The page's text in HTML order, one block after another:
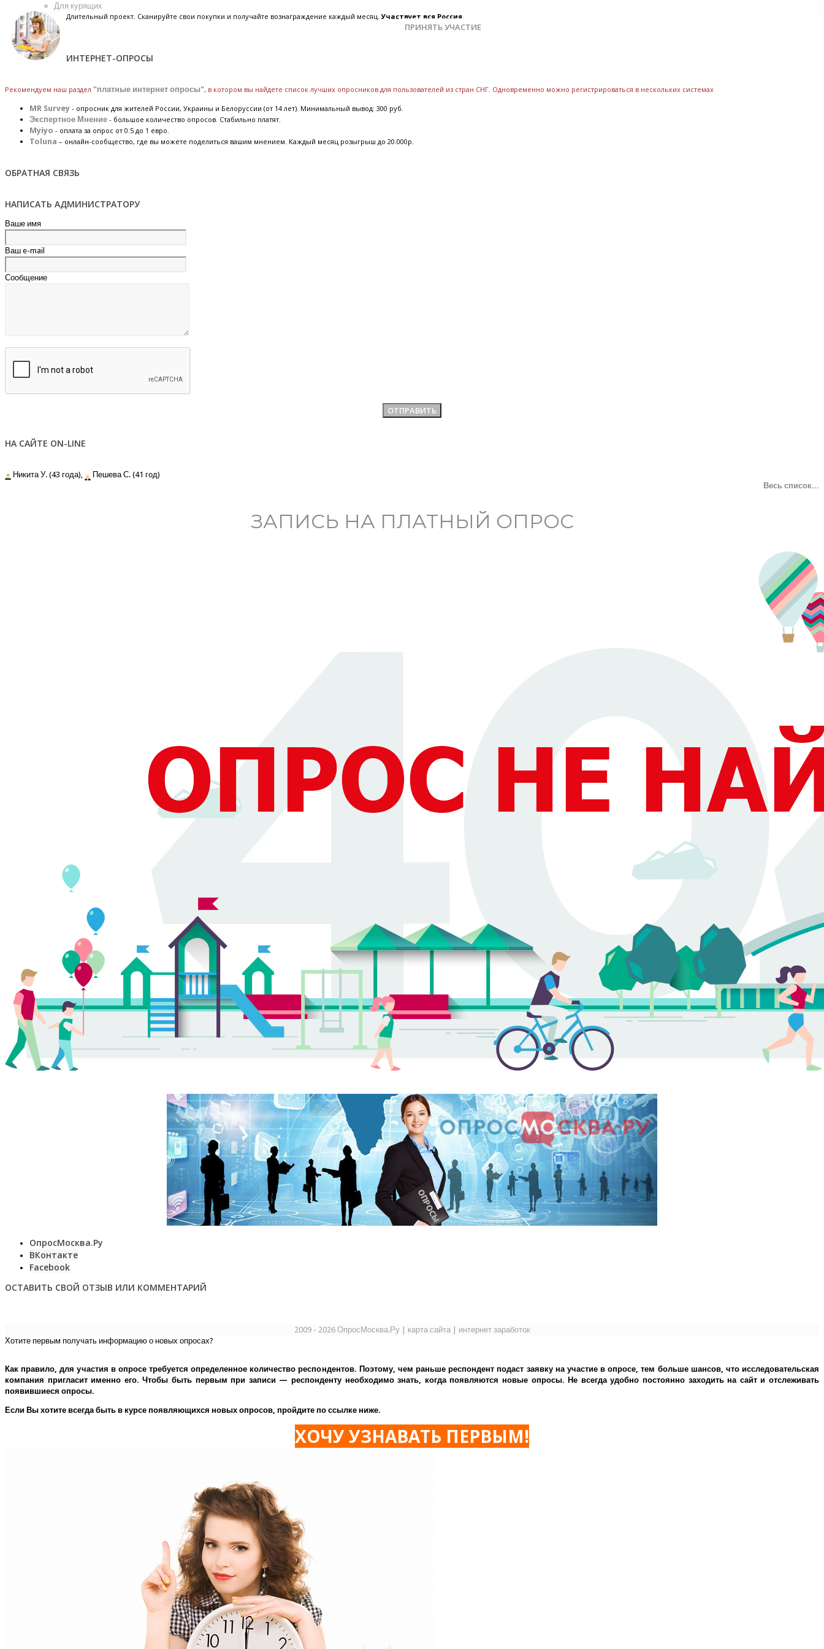
Для курящих
Длительный проект. Сканируйте свои покупки и получайте вознаграждение каждый месяц.Участвует вся Россия.
ПРИНЯТЬ УЧАСТИЕ
ИНТЕРНЕТ-ОПРОСЫ
Рекомендуем наш раздел "платные интернет опросы", в котором вы найдете список лучших опросников для пользователей из стран СНГ. Одновременно можно регистрироваться в нескольких системах
MR Survey - опросник для жителей России, Украины и Белоруссии (от 14 лет). Минимальный вывод: 300 руб.
Экспертное Мнение - большое количество опросов. Стабильно платят.
Myiyo - оплата за опрос от 0.5 до 1 евро.
Toluna – онлайн-сообщество, где вы можете поделиться вашим мнением. Каждый месяц розыгрыш до 20.000р.
ОБРАТНАЯ СВЯЗЬ
НАПИСАТЬ АДМИНИСТРАТОРУ
Ваше имя
Ваш e-mail
Сообщение
НА САЙТЕ ON-LINE
Никита У. (43 года),
Пешева С. (41 год)
Весь список...
ЗАПИСЬ НА ПЛАТНЫЙ ОПРОС
ОпросМосква.Ру
ВКонтакте
Facebook
ОСТАВИТЬ СВОЙ ОТЗЫВ ИЛИ КОММЕНТАРИЙ
2009 - 2026 ОпросМосква.Ру| карта сайта| интернет заработок
Хотите первым получать информацию о новых опросах?
Как правило, для участия в опросе требуется определенное количество респондентов. Поэтому, чем раньше респондент подаст заявку на участие в опросе, тем больше шансов, что исследовательская
компания пригласит именно его.Чтобы быть первым при записи — респонденту необходимо знать, когда появляются новые опросы. Не всегда удобно постоянно заходить на сайт и отслеживать
появившиеся опросы.
Если Вы хотите всегда быть в курсе появляющихся новых опросов, пройдите по ссылке ниже.
ХОЧУ УЗНАВАТЬ ПЕРВЫМ!